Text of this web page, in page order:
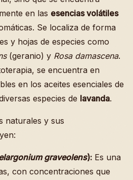
en las esencias volátiles
Se localiza de forma
y hojas de especies como
(geranio) y Rosa damascena.
se encuentra en
en los aceites esenciales de
especies de lavanda.
naturales y sus
graveolens): Es una
con concentraciones que